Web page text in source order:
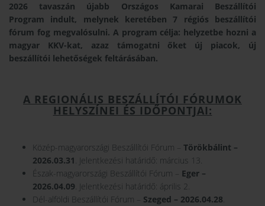
2026 tavaszán újabb Országos Kamarai Beszállítói
Program indult, melynek keretében 7 régiós beszállítói
fórum fog megvalósulni. A program célja: helyzetbe hozni a
magyar KKV-kat, azaz támogatni őket új piacok, új
beszállítói lehetőségek feltárásában.
A REGIONÁLIS BESZÁLLÍTÓI FÓRUMOK
HELYSZÍNEI ÉS IDŐPONTJAI:
Közép-magyarországi Beszállítói Fórum – Törökbálint –
2026.03.31. elentkezési határidő: március 13.
Észak-magyarországi Beszállítói Fórum – Eger –
2026.04.09. Jelentkezési határidő: április 2.
Dél-alföldi Beszállítói Fórum – Szeged – 2026.04.28.